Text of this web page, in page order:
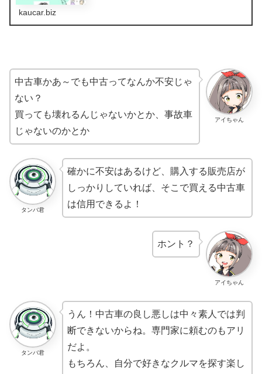
kaucar.biz
アイちゃん
中古車かあ～でも中古ってなんか不安じゃ
ない？
買っても壊れるんじゃないかとか、事故車
じゃないのかとか
タンバ君
確かに不安はあるけど、購入する販売店が
しっかりしていれば、そこで買える中古車
は信用できるよ！
アイちゃん
ホント？
タンバ君
うん！中古車の良し悪しは中々素人では判
断できないからね。専門家に頼むのもアリ
だよ。
もちろん、自分で好きなクルマを探す楽し